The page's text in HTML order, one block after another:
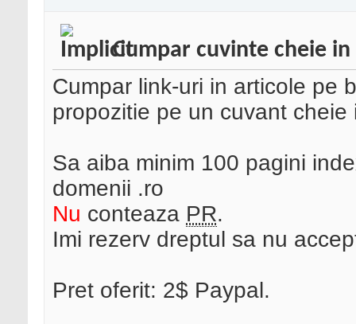
Cumpar cuvinte cheie
Cumpar link-uri in articole pe
propozitie pe un cuvant
Sa aiba minim 100 pagini
domenii .ro
Nu conteaza PR.
Imi rezerv dreptul sa nu
Pret oferit: 2$ Paypal.